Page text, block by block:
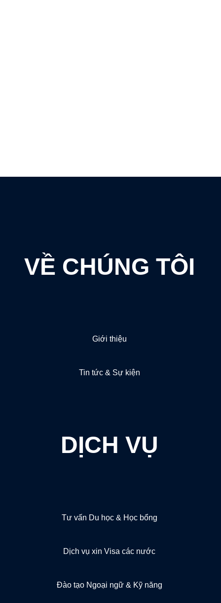
VỀ CHÚNG TÔI
Giới thiệu
Tin tức & Sự kiện
DỊCH VỤ
Tư vấn Du học & Học bổng
Dịch vụ xin Visa các nước
Đào tạo Ngoại ngữ & Kỹ năng